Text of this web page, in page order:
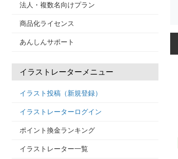
法人・複数名向けプラン
商品化ライセンス
あんしんサポート
イラストレーターメニュー
イラスト投稿（新規登録）
イラストレーターログイン
ポイント換金ランキング
イラストレーター一覧